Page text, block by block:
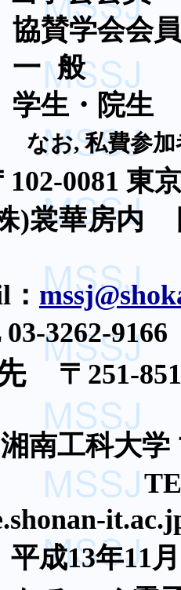
協賛学会会
一般
学生・院生
なお,私費参
102-0081 東
)裳華房内
：
3262-9166
〒 251-
湘南工科大学
平成13年11月